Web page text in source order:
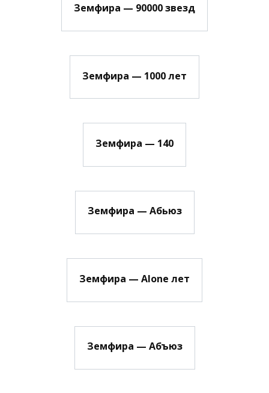
Земфира — 90000 звезд
Земфира — 1000 лет
Земфира — 140
Земфира — Абьюз
Земфира — Alone лет
Земфира — Абъюз